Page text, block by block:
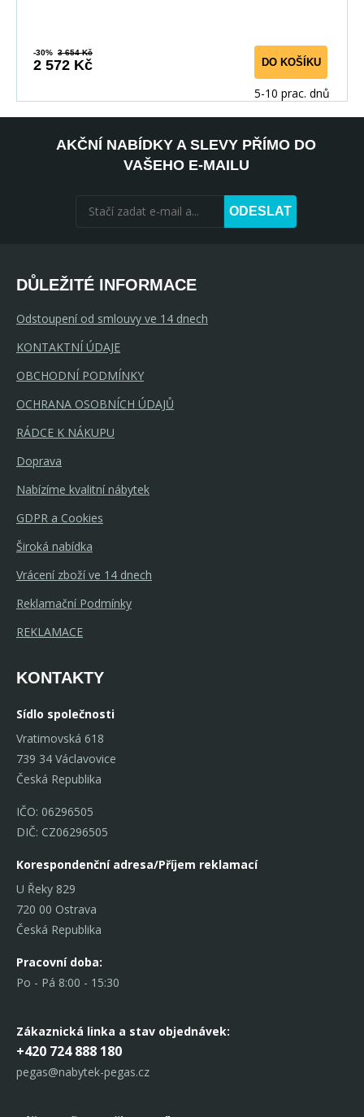
-30% 3 654 Kč
2 572 Kč DO KOŠÍKU
5-10 prac. dnů
AKČNÍ NABÍDKY A SLEVY PŘÍMO DO
VAŠEHO E-MAILU
ODESLAT
DŮLEŽITÉ INFORMACE
Odstoupení od smlouvy ve 14 dnech
KONTAKTNÍ ÚDAJE
OBCHODNÍ PODMÍNKY
OCHRANA OSOBNÍCH ÚDAJŮ
RÁDCE K NÁKUPU
Doprava
Nabízíme kvalitní nábytek
GDPR a Cookies
Široká nabídka
Vrácení zboží ve 14 dnech
Reklamační Podmínky
REKLAMACE
KONTAKTY
Sídlo společnosti
Vratimovská 618
739 34 Václavovice
Česká Republika
IČO: 06296505
DIČ: CZ06296505
Korespondenční adresa/Příjem reklamací
U Řeky 829
720 00 Ostrava
Česká Republika
Pracovní doba:
Po - Pá 8:00 - 15:30
Zákaznická linka a stav objednávek:
+420 724 888 180
pegas@nabytek-pegas.cz